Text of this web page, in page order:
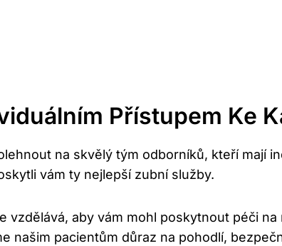
Přístupem Ke
na skvělý tým odborníků, kteří mají
vám ty nejlepší zubní služby.
aby vám mohl poskytnout péči
našim pacientům důraz na pohodlí,